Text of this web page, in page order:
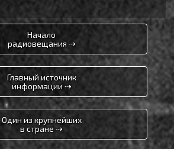
Начало
радиовещания ⇢
Главный источник
информации ⇢
Один из крупнейших
в стране ⇢